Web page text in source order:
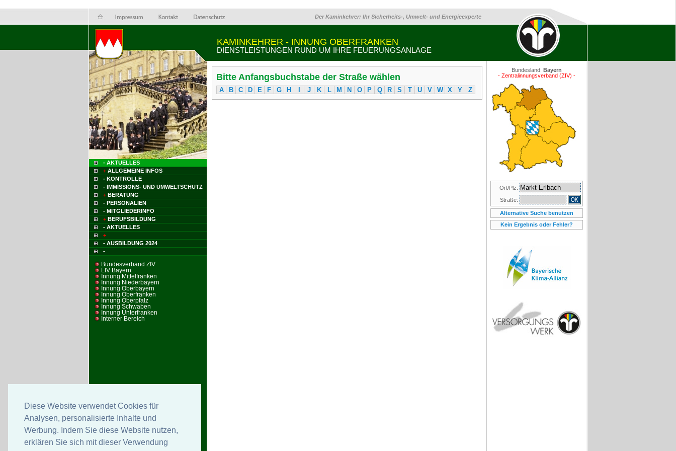
Diese Website verwendet Cookies für
Analysen, personalisierte Inhalte und
Werbung. Indem Sie diese Website nutzen,
erklären Sie sich mit dieser Verwendung
Der Kaminkehrer: Ihr Sicherheits-, Umwelt- und Energieexperte
- AKTUELLES
+ ALLGEMEINE INFOS
- KONTROLLE
- IMMISSIONS- UND UMWELTSCHUTZ
+ BERATUNG
- PERSONALIEN
- MITGLIEDERINFO
+ BERUFSBILDUNG
- AKTUELLES
+
- AUSBILDUNG 2024
-
Bundesverband ZIV
LIV Bayern
Innung Mittelfranken
Innung Niederbayern
Innung Oberbayern
Innung Oberfranken
Innung Oberpfalz
Innung Schwaben
Innung Unterfranken
Interner Bereich
KAMINKEHRER - INNUNG OBERFRANKEN
DIENSTLEISTUNGEN RUND UM IHRE FEUERUNGSANLAGE
Bitte Anfangsbuchstabe der Straße wählen
A B C D E F G H J K L M N O P Q R S T U V W X Y Z
Bundesland: Bayern
- Zentralinnungsverband (ZIV) -
Ort/Plz:
Straße:
Alternative Suche benutzen
Kein Ergebnis oder Fehler?